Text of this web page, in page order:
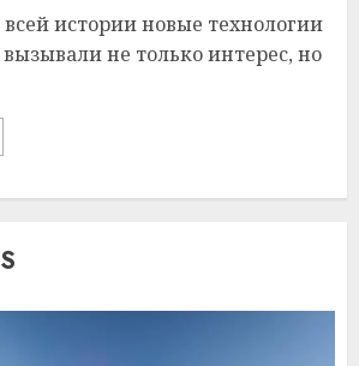
истории новые технологии
не только интерес, но